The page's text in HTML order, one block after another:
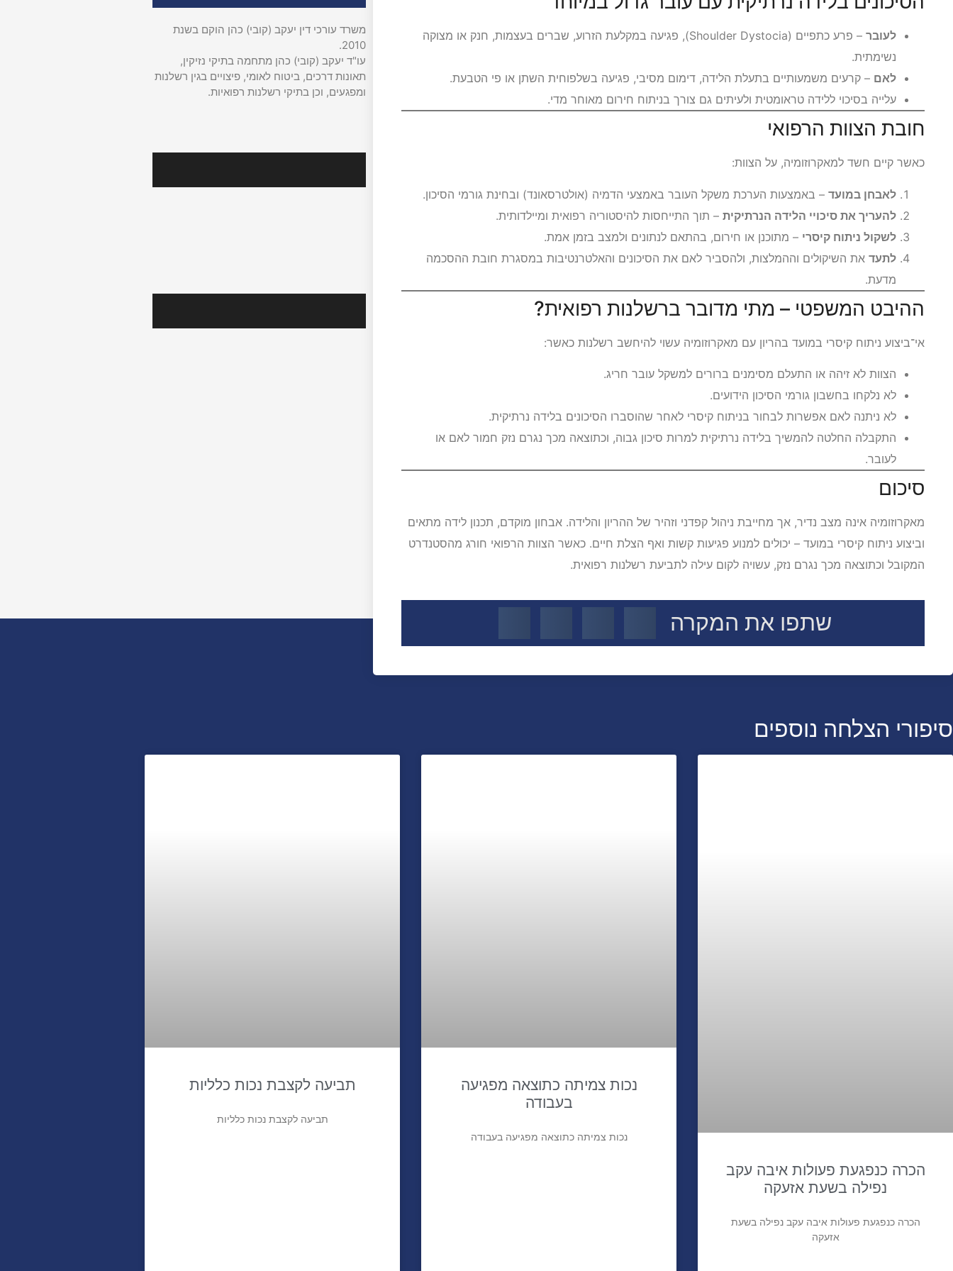
לעובר
– פרע כתפיים (Shoulder Dystocia), פגיעה במקלעת הזרוע, שברים בעצמות, חנק או מצוקה
נשימתית.
לאם – קרעים משמעותיים בתעלת הלידה, דימום מסיבי, פגיעה בשלפוחית השתן או פי הטבעת.
עלייה בסיכוי ללידה טראומטית ולעיתים גם צורך בניתוח חירום מאוחר מדי.
חובת הצוות הרפואי
כאשר קיים חשד למאקרוזומיה, על הצוות:
לאבחן במועד – באמצעות הערכת משקל העובר באמצעי הדמיה (אולטרסאונד) ובחינת גורמי הסיכון.
להעריך את סיכויי הלידה הנרתיקית – תוך התייחסות להיסטוריה רפואית ומיילדותית.
לשקול ניתוח קיסרי – מתוכנן או חירום, בהתאם לנתונים ולמצב בזמן אמת.
לתעד את השיקולים וההמלצות, ולהסביר לאם את הסיכונים והאלטרנטיבות במסגרת חובת ההסכמה
מדעת.
ההיבט המשפטי – מתי מדובר ברשלנות רפואית?
אי־ביצוע ניתוח קיסרי במועד בהריון עם מאקרוזומיה עשוי להיחשב רשלנות כאשר:
הצוות לא זיהה או התעלם מסימנים ברורים למשקל עובר חריג.
לא נלקחו בחשבון גורמי הסיכון הידועים.
לא ניתנה לאם אפשרות לבחור בניתוח קיסרי לאחר שהוסברו הסיכונים בלידה נרתיקית.
התקבלה החלטה להמשיך בלידה נרתיקית למרות סיכון גבוה, וכתוצאה מכך נגרם נזק חמור לאם או
לעובר.
סיכום
מאקרוזומיה אינה מצב נדיר, אך מחייבת ניהול קפדני וזהיר של ההריון והלידה. אבחון מוקדם, תכנון לידה מתאים
וביצוע ניתוח קיסרי במועד – יכולים למנוע פגיעות קשות ואף הצלת חיים. כאשר הצוות הרפואי חורג מהסטנדרט
המקובל וכתוצאה מכך נגרם נזק, עשויה לקום עילה לתביעת רשלנות רפואית.
שתפו את המקרה
משרד עורכי דין יעקב (קובי) כהן הוקם בשנת
2010.
עו"ד יעקב (קובי) כהן מתחמה בתיקי נזיקין,
תאונות דרכים, ביטוח לאומי, פיצויים בגין רשלנות
ומפגעים, וכן בתיקי רשלנות רפואיות.
סיפורי הצלחה נוספים
הכרה כנפגעת פעולות איבה עקב
נפילה בשעת אזעקה
הכרה כנפגעת פעולות איבה עקב נפילה בשעת
אזעקה
נכות צמיתה כתוצאה מפגיעה
בעבודה
נכות צמיתה כתוצאה מפגיעה בעבודה
תביעה לקצבת נכות כלליות
תביעה לקצבת נכות כלליות